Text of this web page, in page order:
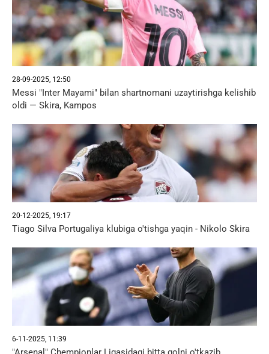
28-09-2025, 12:50
Messi "Inter Mayami" bilan shartnomani uzaytirishga kelishib
oldi — Skira, Kampos
20-12-2025, 19:17
Tiago Silva Portugaliya klubiga o'tishga yaqin - Nikolo Skira
6-11-2025, 11:39